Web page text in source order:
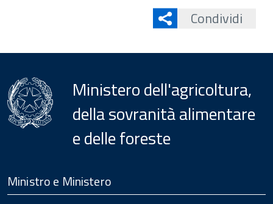
Condividi
Ministero dell'agricoltura,
della sovranità alimentare
e delle foreste
Footer
Ministro e Ministero